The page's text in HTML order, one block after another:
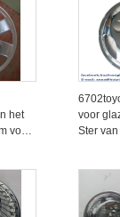
het
voor
voor
Ster
voor
het de
van de